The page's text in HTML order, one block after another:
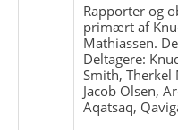
Rapporter og
primært af
Mathiassen.
Deltagere:
Smith, Therkel
Jacob Olsen,
Aqatsaq,